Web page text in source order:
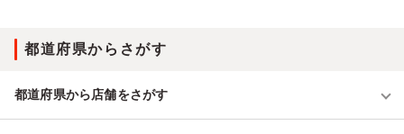
都道府県からさがす
都道府県から店舗をさがす